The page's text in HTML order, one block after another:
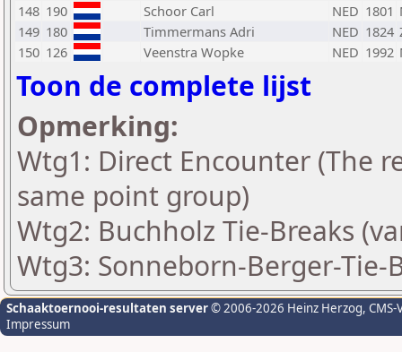
148 190 Schoor Carl NED 1801
149 180 Timmermans Adri NED 1824
150 126 Veenstra Wopke NED 1992
Toon de complete lijst
Opmerking:
Wtg1: Direct Encounter (The
same point group)
Wtg2: Buchholz Tie-Breaks
Wtg3: Sonneborn-Berger-Tie-
Schaaktoernooi-resultaten server© 2006-2026 Heinz Herzog,
Impressum